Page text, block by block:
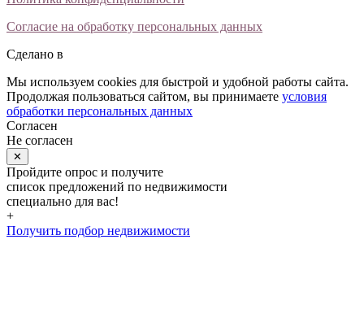
Согласие на обработку персональных данных
Сделано в
Мы используем cookies для быстрой и удобной работы сайта.
Продолжая пользоваться сайтом, вы принимаете условия
обработки персональных данных
Согласен
Не согласен
✕
Пройдите опрос и получите
список предложений по недвижимости
специально для вас!
+
Получить подбор недвижимости